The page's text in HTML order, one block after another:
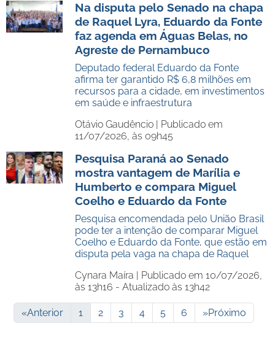
Na disputa pelo Senado na chapa
de Raquel Lyra, Eduardo da Fonte
faz agenda em Águas Belas, no
Agreste de Pernambuco
Deputado federal Eduardo da Fonte
afirma ter garantido R$ 6,8 milhões em
recursos para a cidade, em investimentos
em saúde e infraestrutura
Otávio Gaudêncio | Publicado em
11/07/2026, às 09h45
Pesquisa Paraná ao Senado
mostra vantagem de Marília e
Humberto e compara Miguel
Coelho e Eduardo da Fonte
Pesquisa encomendada pelo União Brasil
pode ter a intenção de comparar Miguel
Coelho e Eduardo da Fonte, que estão em
disputa pela vaga na chapa de Raquel
Cynara Maíra | Publicado em 10/07/2026,
às 13h16 - Atualizado às 13h42
«Anterior 1 2 3 4 5 6 »Próximo